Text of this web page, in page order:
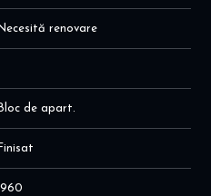
Necesită renovare
Bloc de apart.
Finisat